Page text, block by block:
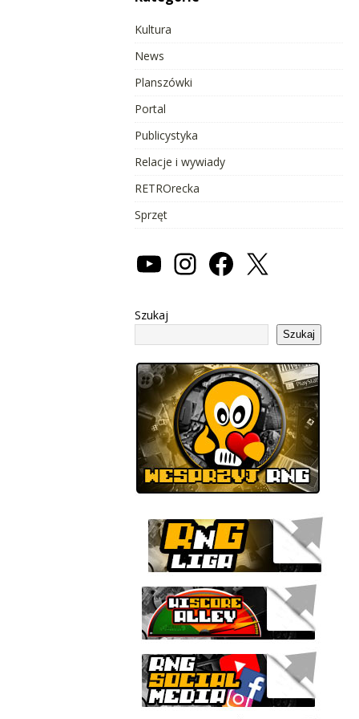
Kultura
News
Planszówki
Portal
Publicystyka
Relacje i wywiady
RETROrecka
Sprzęt
Szukaj
Szukaj